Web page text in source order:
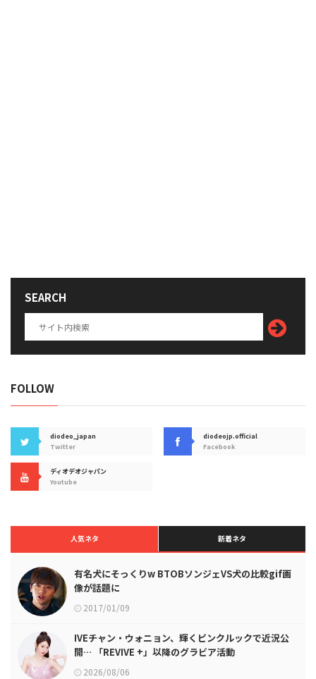
SEARCH
FOLLOW
diodeo_japan
Twitter
diodeojp.official
Facebook
ディオデオジャパン
Youtube
人気ネタ 新着ネタ
有名犬にそっくりw BTOBソンジェVS犬の比較gif画
像が話題に
2017/01/09
IVEチャン・ウォニョン、輝くピンクルックで近況公
開… 「REVIVE +」以降のグラビア活動
2026/08/06